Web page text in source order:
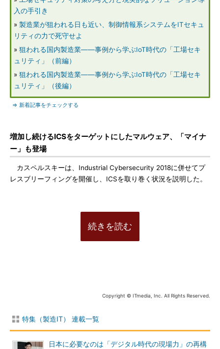
入の手引き
» 製造業が狙われる日も近い、制御情報系システムをITセキュ
リティの力で死守せよ
» 狙われる国内製造業――事例から学ぶIoT時代の「工場セキ
ュリティ」（前編）
» 狙われる国内製造業――事例から学ぶIoT時代の「工場セキ
ュリティ」（後編）
⇒ 新着記事をチェックする
増加し続けるICSをターゲットにしたマルウェア、「マイナ
ー」も登場
カスペルスキーは、Industrial Cybersecurity 2018に併せてプ
レスブリーフィングを開催し、ICSを取り巻く状況を説明した。
続きを読む
Copyright © ITmedia, Inc. All Rights Reserved.
特集（製造IT） 連載一覧
日本に必要なのは「デジタル時代の現場力」の再構